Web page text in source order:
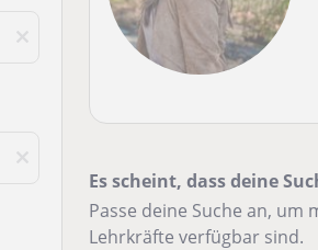
Es scheint, dass deine
Passe deine Suche an,
Lehrkräfte verfügbar sind.